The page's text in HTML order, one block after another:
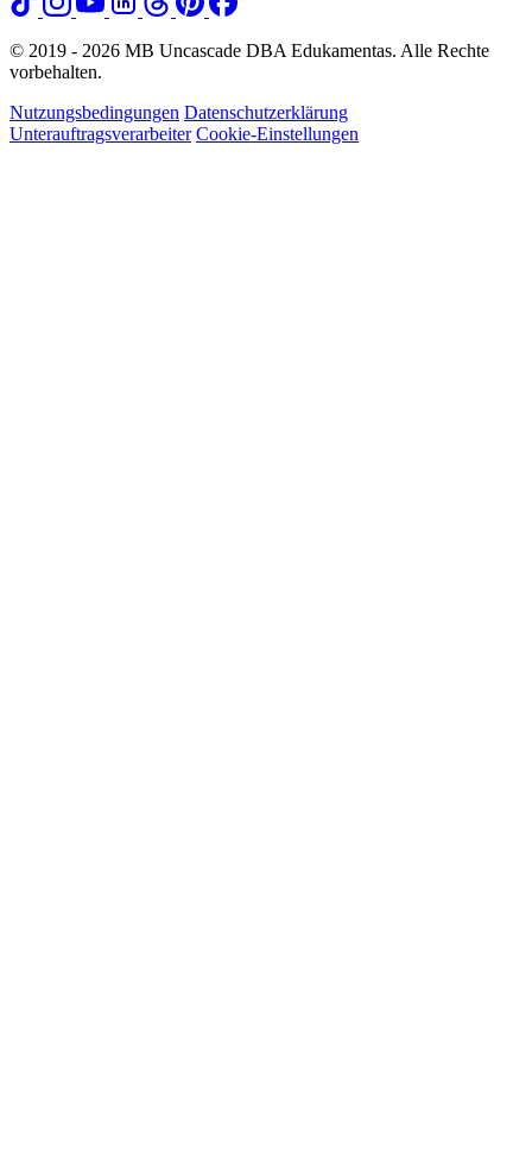
© 2019 - 2026 MB Uncascade DBA Edukamentas. Alle Rechte
vorbehalten.
Nutzungsbedingungen Datenschutzerklärung
Unterauftragsverarbeiter Cookie-Einstellungen